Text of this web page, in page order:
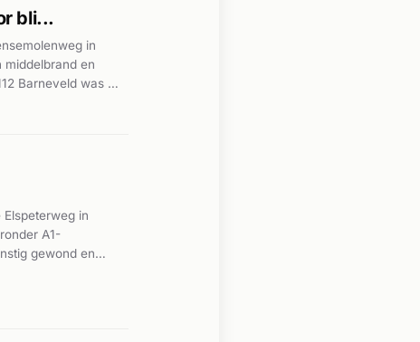
bli...
in
middelbrand en
Barneveld was de
dak van de
in
A1-
gewond en
is geraakt. De